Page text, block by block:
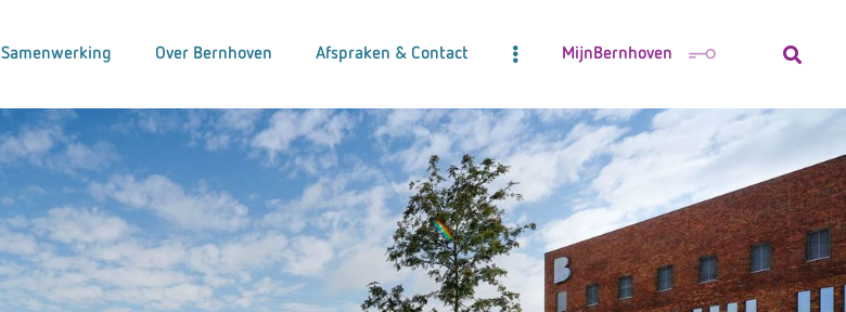
Samenwerking Over Bernhoven Afspraken & Contact MijnBernhoven